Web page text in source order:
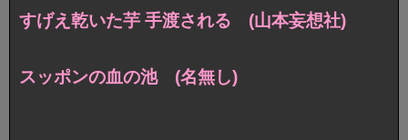
すげえ乾いた芋 手渡される (山本妄想社)
スッポンの血の池 (名無し)